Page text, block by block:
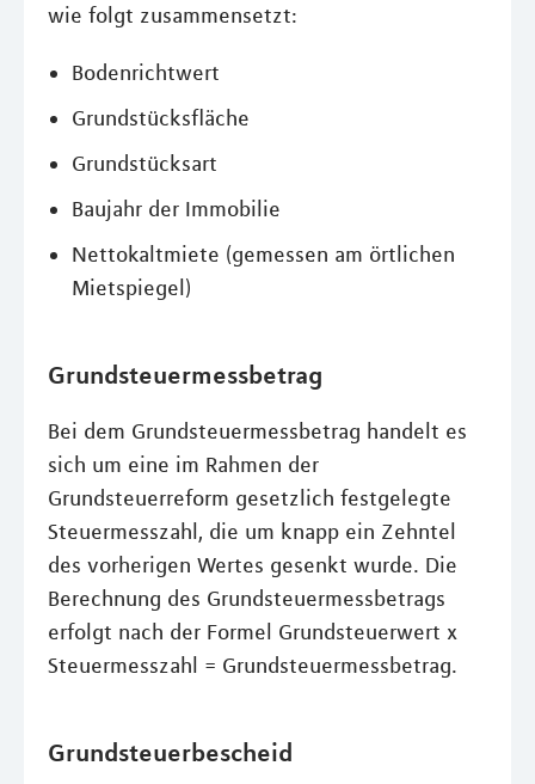
wie folgt zusammensetzt:
Bodenrichtwert
Grundstücksfläche
Grundstücksart
Baujahr der Immobilie
Nettokaltmiete (gemessen am örtlichen
Mietspiegel)
Grundsteuermessbetrag
Bei dem Grundsteuermessbetrag handelt es
sich um eine im Rahmen der
Grundsteuerreform gesetzlich festgelegte
Steuermesszahl, die um knapp ein Zehntel
des vorherigen Wertes gesenkt wurde. Die
Berechnung des Grundsteuermessbetrags
erfolgt nach der Formel Grundsteuerwert x
Steuermesszahl = Grundsteuermessbetrag.
Grundsteuerbescheid